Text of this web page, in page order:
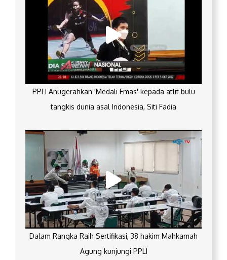
PPLI Anugerahkan 'Medali Emas' kepada atlit bulu
tangkis dunia asal Indonesia, Siti Fadia
Dalam Rangka Raih Sertifikasi, 38 hakim Mahkamah
Agung kunjungi PPLI